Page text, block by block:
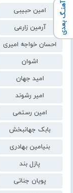
امین حبیبی
آرمین زارعی
احسان خواجه امیری
اشوان
امید جهان
امیر رشوند
امین رستمی
بابک جهانبخش
بنیامین بهادری
پازل بند
پویان جناتی
آهنـگ بعدی